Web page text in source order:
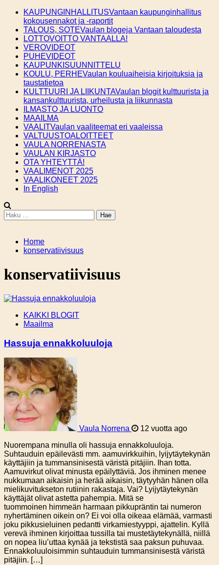
Skip
content
KAUPUNGINHALLITUSVantaan kaupunginhallitus
kokousennakot ja -raportit
TALOUS, SOTEVaulan blogeja Vantaan taloudesta
LOTTOVOITTO VANTAALLA!
VEROVIDEOT
PUHEVIDEOT
KAUPUNKISUUNNITTELU
KOULU, PERHEVaulan kouluaiheisia kirjoituksia ja
taustatietoa
KULTTUURI JA LIIKUNTAVaulan blogit kulttuurista ja
kansankulttuurista, urheilusta ja liikunnasta
ILMASTO JA LUONTO
MAAILMA
VAALITVaulan vaaliteemat eri vaaleissa
VALTUUSTOALOITTEET
VAULA NORRENASTA
VAULAN KIRJASTO
OTA YHTEYTTÄ!
VAALIMENOT 2025
VAALIKONEET 2025
In English
Haku:
Home
konservatiivisuus
konservatiivisuus
KAIKKI BLOGIT
Maailma
Hassuja ennakkoluuloja
Vaula Norrena
12 vuotta ago
Nuorempana minulla oli hassuja ennakkoluuloja.
Suhtauduin epäilevästi mm. aamuvirkkuihin, lyijytäytekynän
käyttäjiin ja tummansinisestä väristä pitäjiin. Ihan totta.
Aamuvirkut olivat minusta epäilyttäviä. Jos ihminen menee
nukkumaan aikaisin ja herää aikaisin, täytyyhän hänen olla
mielikuvitukseton rutiinin rakastaja. Vai? Lyijytäytekynän
käyttäjät olivat astetta pahempia. Mitä se
tuommoinen himmeän harmaan pikkupräntin tai numeron
nyhertäminen oikein on? Ei voi olla oikeaa elämää, varmasti
joku pikkusieluinen pedantti virkamiestyyppi, ajattelin. Kyllä
verevä ihminen kirjoittaa tussilla tai mustetäytekynällä, niillä
on nopea liu’uttaa kynää ja tekstistä saa paksun puhuvaa.
Ennakkoluuloisimmin suhtauduin tummansinisestä väristä
pitäjiin. […]